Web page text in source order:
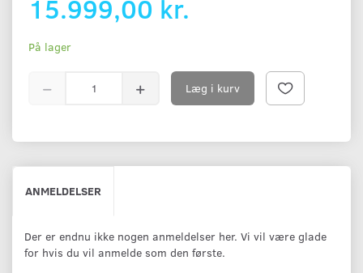
15.999,00 kr.
På lager
Læg i kurv
ANMELDELSER
Der er endnu ikke nogen anmeldelser her. Vi vil være glade
for hvis du vil anmelde som den første.